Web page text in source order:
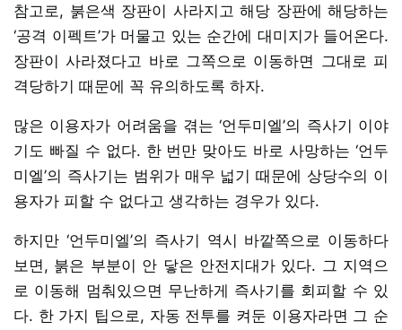
참고로, 붉은색 장판이 사라지고 해당 장판에 해당하는
‘공격 이펙트’가 머물고 있는 순간에 대미지가 들어온다.
장판이 사라졌다고 바로 그쪽으로 이동하면 그대로 피
격당하기 때문에 꼭 유의하도록 하자.
많은 이용자가 어려움을 겪는 ‘언두미엘’의 즉사기 이야
기도 빠질 수 없다. 한 번만 맞아도 바로 사망하는 ‘언두
미엘’의 즉사기는 범위가 매우 넓기 때문에 상당수의 이
용자가 피할 수 없다고 생각하는 경우가 있다.
하지만 ‘언두미엘’의 즉사기 역시 바깥쪽으로 이동하다
보면, 붉은 부분이 안 닿은 안전지대가 있다. 그 지역으
로 이동해 멈춰있으면 무난하게 즉사기를 회피할 수 있
다. 한 가지 팁으로, 자동 전투를 켜둔 이용자라면 그 순